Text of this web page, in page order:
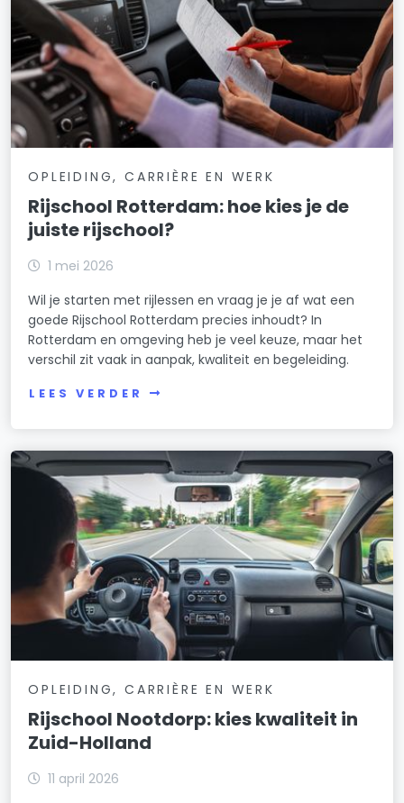
OPLEIDING, CARRIÈRE EN WERK
Rijschool Rotterdam: hoe kies je de
juiste rijschool?
1 mei 2026
Wil je starten met rijlessen en vraag je je af wat een
goede Rijschool Rotterdam precies inhoudt? In
Rotterdam en omgeving heb je veel keuze, maar het
verschil zit vaak in aanpak, kwaliteit en begeleiding.
LEES VERDER
OPLEIDING, CARRIÈRE EN WERK
Rijschool Nootdorp: kies kwaliteit in
Zuid-Holland
11 april 2026